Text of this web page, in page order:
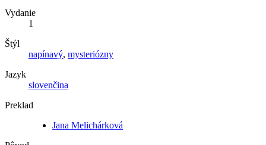
Vydanie
1
Štýl
napínavý, mysteriózny
Jazyk
slovenčina
Preklad
Jana Melichárková